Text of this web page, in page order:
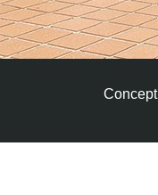
Concept